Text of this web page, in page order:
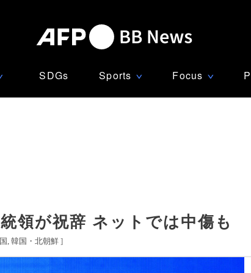
SDGs Sports ∨ Focus ∨
領が祝辞 ネットでは中傷も
韓国・北朝鮮 ]